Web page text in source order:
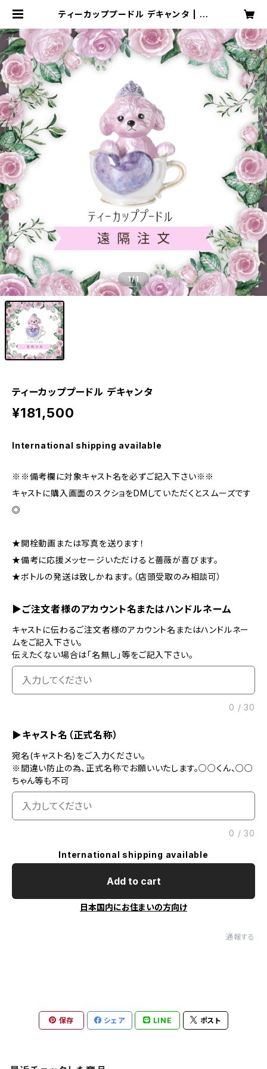
ティーカッププードル デキャンタ | m
1/1
ティーカッププードル デキャンタ
¥181,500
International shipping available
※※備考欄に対象キャスト名を必ずご記入下さい※※
キャストに購入画面のスクショをDMしていただくとスムーズです
◎
★開栓動画または写真を送ります！
★備考に応援メッセージいただけると薔薇が喜びます。
★ボトルの発送は致しかねます。（店頭受取のみ相談可）
▶ご注文者様のアカウント名またはハンドルネーム
キャストに伝わるご注文者様のアカウント名またはハンドルネー
ムをご記入下さい。
伝えたくない場合は「名無し」等をご記入下さい。
0 /30
▶キャスト名（正式名称）
宛名(キャスト名)をご入力ください。
※間違い防止の為、正式名称でお願いいたします。○○くん、○○
ちゃん等も不可
0 /30
International shipping available
Add to cart
日本国内にお住まいの方向け
通報する
保存 シェア LINE ポスト